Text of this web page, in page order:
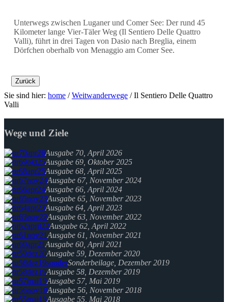
Unterwegs zwischen Luganer und Comer See: Der rund 45
Kilometer lange Vier-Täler Weg (Il Sentiero Delle Quattro
Valli), führt in drei Tagen von Dasio nach Breglia, einem
Dörfchen oberhalb von Menaggio am Comer See.
Zurück
Sie sind hier: home /Weitwanderwege /Il Sentiero Delle Quattro
Valli
Wege und Ziele
Ausgabe 70, April 2026
Ausgabe 69, Oktober 2025
Ausgabe 68, April 2025
Ausgabe 67, November 2024
Ausgabe 66, April 2024
Ausgabe 65, November 2023
Ausgabe 64, April 2023
Ausgabe 63, November 2022
Ausgabe 62, April 2022
Ausgabe 61, November 2021
Ausgabe 60, April 2021
Ausgabe 59, Dezember 2020
Sonderbeilage, Dezember 2019
Ausgabe 58, Dezember 2019
Ausgabe 57, Mai 2019
Ausgabe 56, November 2018
Ausgabe 55, Mai 2018